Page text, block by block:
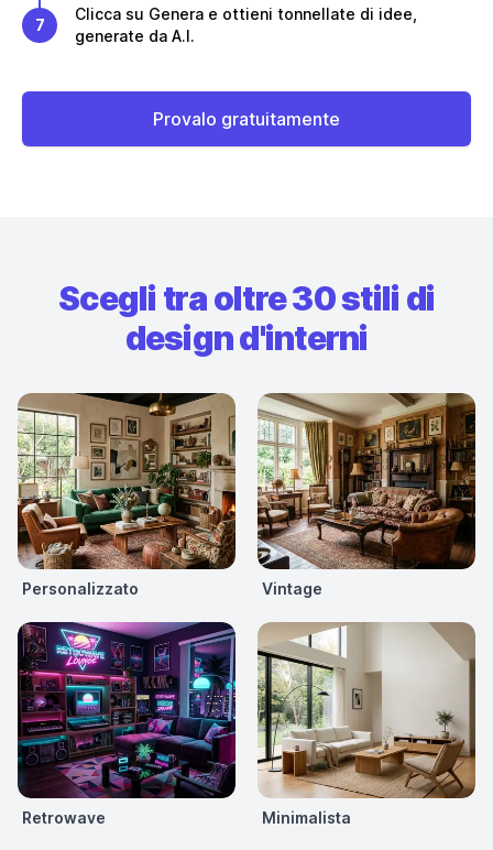
7
Clicca su Genera e ottieni tonnellate di idee,
generate da A.I.
Provalo gratuitamente
Scegli tra oltre 30 stili di
design d'interni
Personalizzato Vintage
Retrowave Minimalista